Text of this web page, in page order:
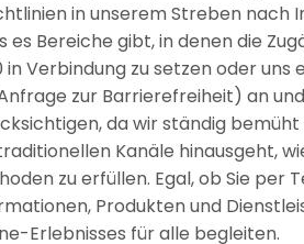
in unserem Streben nach
Bereiche gibt, in denen die
Verbindung zu setzen oder uns
zur Barrierefreiheit) an
da wir ständig
Kanäle hinausgeht,
zu erfüllen. Egal, ob Sie per
Produkten und
Erlebnisses für alle begleiten.